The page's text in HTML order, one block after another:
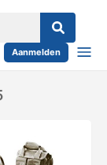
Aanmelden